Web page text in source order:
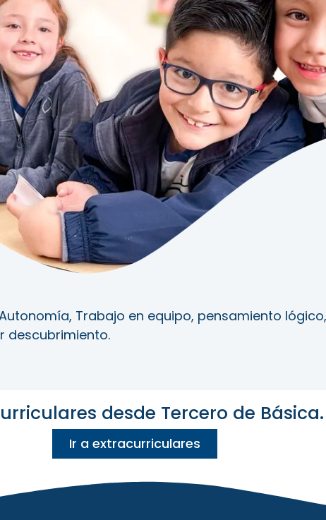
Trabajo en equipo, pensamiento lógico,
descubrimiento.
desde Tercero de Básica.
Ir a extracurriculares